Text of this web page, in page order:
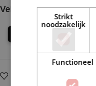
Veilig online betalen
Strikt
noodzakelijk
Functioneel